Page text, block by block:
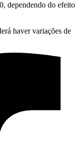
dependendo do efeito
haver variações de